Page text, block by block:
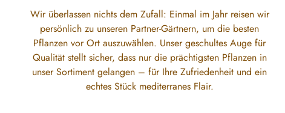
Wir überlassen nichts dem Zufall: Einmal im Jahr reisen wir
persönlich zu unseren Partner-Gärtnern, um die besten
Pflanzen vor Ort auszuwählen. Unser geschultes Auge für
Qualität stellt sicher, dass nur die prächtigsten Pflanzen in
unser Sortiment gelangen – für Ihre Zufriedenheit und ein
echtes Stück mediterranes Flair.